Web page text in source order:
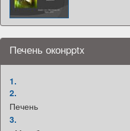
Печень оконpptx
1.
2.
Печень
3.